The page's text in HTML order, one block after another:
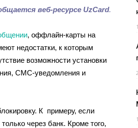
веб-ресурсе UzCard.
, оффлайн-карты на
недостатки, к которым
возможности установки
СМС-уведомления и
К примеру, если
через банк. Кроме того,